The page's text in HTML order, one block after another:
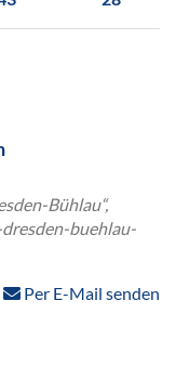
Bühlau“,
buehlau-
Per E-Mail senden